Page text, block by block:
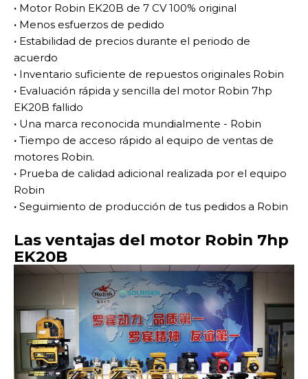
· Motor Robin EK20B de 7 CV 100% original
· Menos esfuerzos de pedido
· Estabilidad de precios durante el periodo de
acuerdo
· Inventario suficiente de repuestos originales Robin
· Evaluación rápida y sencilla del motor Robin 7hp
EK20B fallido
· Una marca reconocida mundialmente - Robin
· Tiempo de acceso rápido al equipo de ventas de
motores Robin.
· Prueba de calidad adicional realizada por el equipo
Robin
· Seguimiento de producción de tus pedidos a Robin
Las ventajas del motor Robin 7hp
EK20B